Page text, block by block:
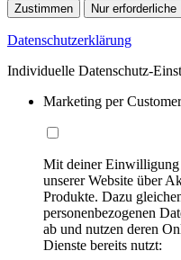
Zustimmen Nur erforderliche
Datenschutzerklärung
Individuelle Datenschutz-
Marketing per
Mit deiner Einwilligung
unserer Website über
Produkte. Dazu
personenbezogenen
ab und nutzen deren
Dienste bereits nutzt: